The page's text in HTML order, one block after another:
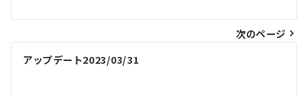
ナ
ビ
ゲ
次のページ
アップデート2023/03/31